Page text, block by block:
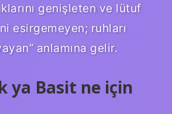
genişleten ve lütuf
esirgemeyen; ruhları
anlamına gelir.
ya Basit ne için